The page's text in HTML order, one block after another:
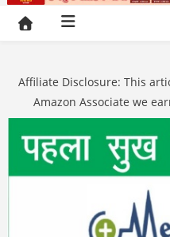
Affiliate Disclosure: This
Amazon Associate we